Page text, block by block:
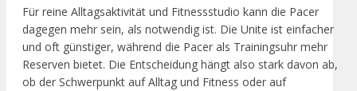
Für reine Alltagsaktivität und Fitnessstudio kann die Pacer
dagegen mehr sein, als notwendig ist. Die Unite ist einfacher
und oft günstiger, während die Pacer als Trainingsuhr mehr
Reserven bietet. Die Entscheidung hängt also stark davon ab,
ob der Schwerpunkt auf Alltag und Fitness oder auf